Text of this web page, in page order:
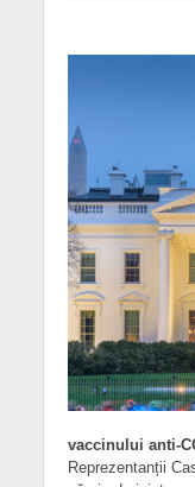
vaccinului anti-
Reprezentanții